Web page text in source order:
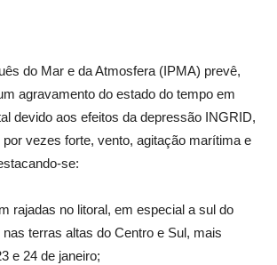
do Mar e da Atmosfera (IPMA) prevê,
agravamento do estado do tempo em
devido aos efeitos da depressão INGRID,
vezes forte, vento, agitação marítima e
se:
rajadas no litoral, em especial a sul do
terras altas do Centro e Sul, mais
e 24 de janeiro;